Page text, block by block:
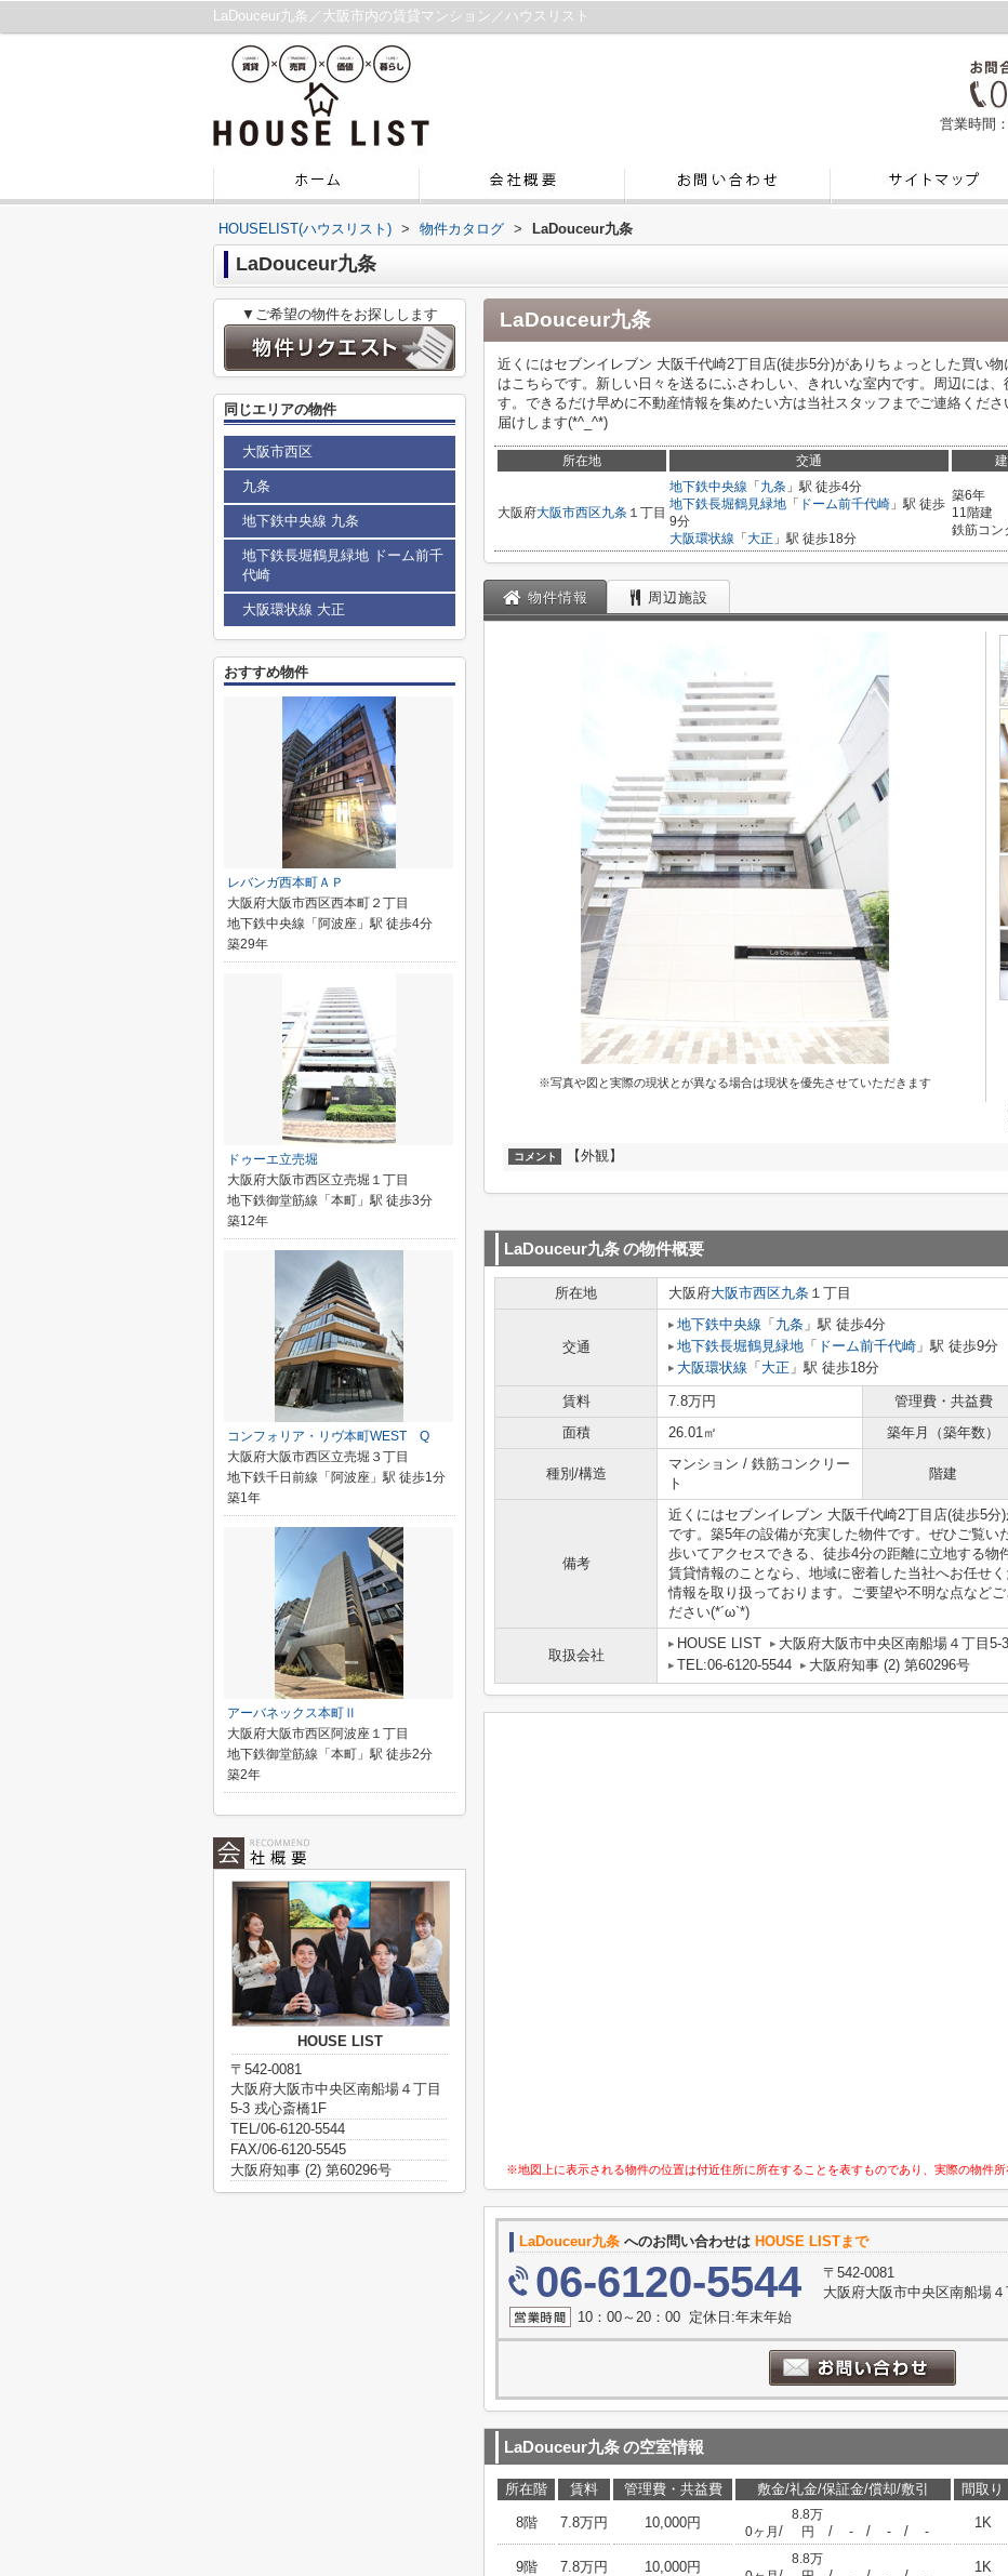
LaDouceur九条／大阪市内の賃貸マンション／ハウスリスト
営業時間
HOUSELIST(ハウスリスト) > 物件カタログ > LaDouceur九条
LaDouceur九条
LaDouceur九条
近くにはセブンイレブン 大阪千代崎2丁目店(徒歩5分)がありちょっとした買い
はこちらです。新しい日々を送るにふさわしい、きれいな室内です。周辺には
す。できるだけ早めに不動産情報を集めたい方は当社スタッフまでご連絡くだ
届けします(*^_^*)
所在地 交通
大阪府大阪市西区九条 １丁目
地下鉄中央線 「 九条 」駅 徒歩4分
地下鉄長堀鶴見緑地 「 ドーム前千代崎 」駅 徒歩
9分
大阪環状線 「 大正 」駅 徒歩18分
築6年
11階建
鉄筋コン
物件情報 周辺施設
※写真や図と実際の現状とが異なる場合は現状を優先させていただきます
コメント 【外観】
LaDouceur九条の物件概要
所在地 大阪府大阪市西区九条 １丁目
交通
地下鉄中央線 「 九条 」駅 徒歩4分
地下鉄長堀鶴見緑地 「 ドーム前千代崎 」駅 徒歩9分
大阪環状線 「 大正 」駅 徒歩18分
賃料 7.8万円 管理費・共益費
面積
26.01㎡ 築年月（築年数）
種別/構造
マンション / 鉄筋コンクリー
ト
階建
備考
近くにはセブンイレブン 大阪千代崎2丁目店(徒歩5分
です。築5年の設備が充実した物件です。ぜひご覧い
歩いてアクセスできる、徒歩4分の距離に立地する物
賃貸情報のことなら、地域に密着した当社へお任せ
情報を取り扱っております。ご要望や不明な点など
ださい(*´ω`*)
取扱会社
HOUSE LIST
大阪府大阪市中央区南船場４丁目5-
TEL:06-6120-5544
大阪府知事 (2) 第60296号
※地図上に表示される物件の位置は付近住所に所在することを表すものであり、実際の物件所
LaDouceur九条 へのお問い合わせは HOUSE LISTまで
06-6120-5544
〒542-0081
大阪府大阪市中央区南船場
10：00～20：00 定休日:年末年始
LaDouceur九条の空室情報
所在階 賃料 管理費・共益費 敷金/礼金/保証金/償却/敷引 間取り
8階
7.8万円 10,000円
0ヶ月 /
8.8万
円
/ - / - / -
1K
9階 7.8万円 10,000円
8.8万
1K
▼ご希望の物件をお探しします
同じエリアの物件
大阪市西区
九条
地下鉄中央線 九条
地下鉄長堀鶴見緑地 ドーム前千
代崎
大阪環状線 大正
おすすめ物件
レバンガ西本町ＡＰ
大阪府大阪市西区西本町２丁目
地下鉄中央線「阿波座」駅 徒歩4分
築29年
ドゥーエ立売堀
大阪府大阪市西区立売堀１丁目
地下鉄御堂筋線「本町」駅 徒歩3分
築12年
コンフォリア・リヴ本町WEST Q
大阪府大阪市西区立売堀３丁目
地下鉄千日前線「阿波座」駅 徒歩1分
築1年
アーバネックス本町Ⅱ
大阪府大阪市西区阿波座１丁目
地下鉄御堂筋線「本町」駅 徒歩2分
築2年
HOUSE LIST
〒542-0081
大阪府大阪市中央区南船場４丁目
5-3 戎心斎橋1F
TEL/06-6120-5544
FAX/06-6120-5545
大阪府知事 (2) 第60296号